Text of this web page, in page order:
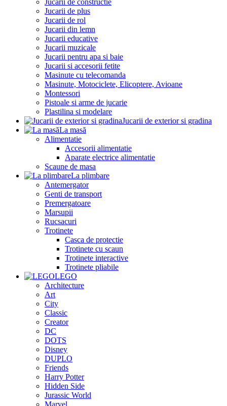
Jucarii de plus
Jucarii de rol
Jucarii din lemn
Jucarii educative
Jucarii muzicale
Jucarii pentru apa si baie
Jucarii si accesorii fetite
Masinute cu telecomanda
Masinute, Motociclete, Elicoptere, Avioane
Montessori
Pistoale si arme de jucarie
Plastilina si modelare
Jucarii de exterior si gradina
La masă
Alimentatie
Accesorii alimentatie
Aparate electrice alimentatie
Scaune de masa
La plimbare
Antemergator
Genti de transport
Premergatoare
Marsupii
Rucsacuri
Trotinete
Casca de protectie
Trotinete cu scaun
Trotinete interactive
Trotinete pliabile
LEGO
Architecture
Art
City
Classic
Creator
DC
DOTS
Disney
DUPLO
Friends
Harry Potter
Hidden Side
Jurassic World
Marvel